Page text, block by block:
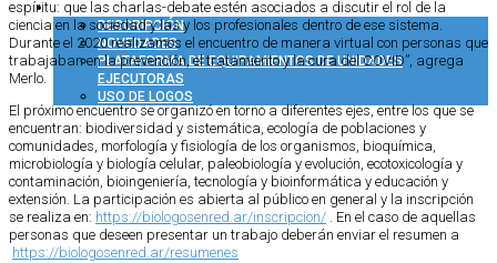
COMUNIDAD CONICET
DESCRIPCIÓN
NOVEDADES
PLATAFORMA DE EQUIPAMIENTOS DE UNIDADES
EJECUTORAS
USO DE LOGOS
espíritu: que las charlas-debate estén asociados a discutir el rol de la
ciencia en la sociedad y las y los profesionales dentro de ese sistema.
Durante el 2020 realizamos el encuentro de manera virtual con personas que
trabajaban en la prevención, el tratamiento y la cura del COVID”, agrega
Merlo.
El próximo encuentro se organizó en torno a diferentes ejes, entre los que se
encuentran: biodiversidad y sistemática, ecología de poblaciones y
comunidades, morfología y fisiología de los organismos, bioquímica,
microbiología y biología celular, paleobiología y evolución, ecotoxicología y
contaminación, bioingeniería, tecnología y bioinformática y educación y
extensión. La participación es abierta al público en general y la inscripción
se realiza en: https://biologosenred.ar/inscripcion/ . En el caso de aquellas
personas que deseen presentar un trabajo deberán enviar el resumen a
https://biologosenred.ar/resumenes